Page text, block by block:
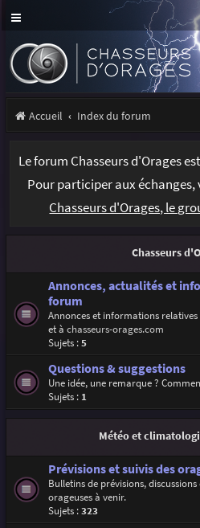
Accueil Index du forum
Le forum Chasseurs d'Orages
Pour participer aux échanges,
Chasseurs d'Orages, le
Chasseurs
Annonces, actualités et
forum
Annonces et informations
et à chasseurs-orages.com
Sujets :5
Questions & suggestions
Une idée, une remarque ?
Sujets : 1
Météo et
Prévisions et suivis des
Bulletins de prévisions,
orageuses à venir.
Sujets :323